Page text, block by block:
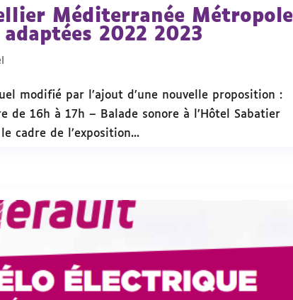
Méditerranée Métropole
2022 2023
modifié par l’ajout d’une nouvelle proposition :
de 16h à 17h – Balade sonore à l’Hôtel Sabatier
cadre de l’exposition...